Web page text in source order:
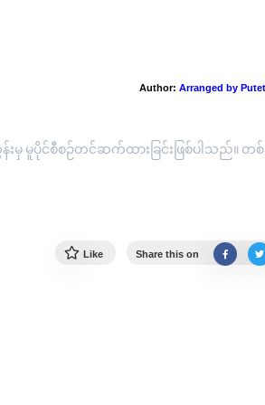
Author: Arranged by Putet
မူပိုင်စီစဉ်တင်ဆက်ထားခြင်းဖြစ်ပါသည်။ တစ်ဆ
Like Share this on